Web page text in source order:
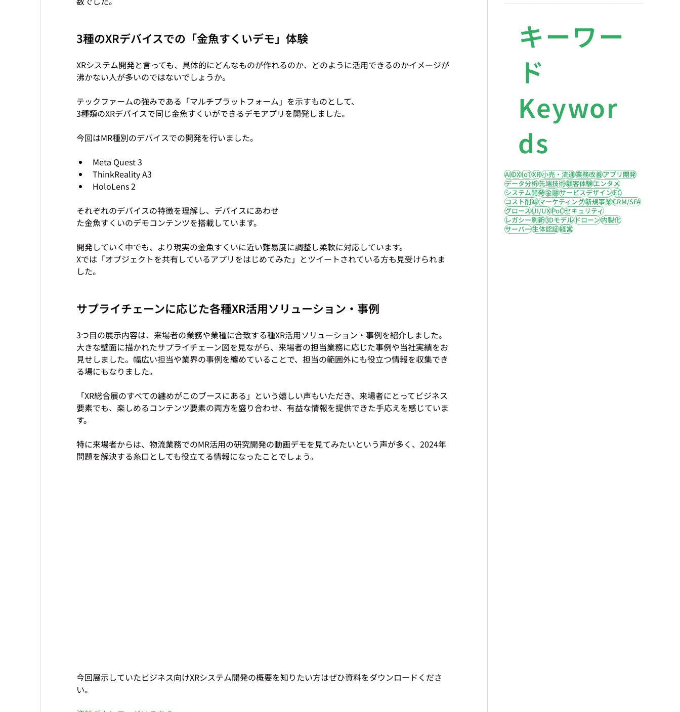
3種のXRデバイスでの「金魚すくいデモ」体験
XRシステム開発と言っても、具体的にどんなものが作れるのか、どのように活用できるのかイメージが
沸かない人が多いのではないでしょうか。
テックファームの強みである「マルチプラットフォーム」を示すものとして、
3種類のXRデバイスで同じ金魚すくいができるデモアプリを開発しました。
Meta Quest 3
ThinkReality A3
HoloLens 2
それぞれのデバイスの特徴を理解し、デバイスにあわせ
た金魚すくいのデモコンテンツを搭載しています。
開発していく中でも、より現実の金魚すくいに近い難易度に調整し柔軟に対応しています。
Xでは「オブジェクトを共有しているアプリをはじめてみた」とツイートされている方も見受けられま
サプライチェーンに応じた各種XR活用ソリューション・事例
3つ目の展示内容は、来場者の業務や業種に合致する種XR活用ソリューション・事例を紹介しました。
大きな壁面に描かれたサプライチェーン図を見ながら、来場者の担当業務に応じた事例や当社実績をお
見せしました。幅広い担当や業界の事例を纏めていることで、担当の範囲外にも役立つ情報を収集でき
る場にもなりました。
「XR総合展のすべての纏めがこのブースにある」という嬉しい声もいただき、来場者にとってビジネス
要素でも、楽しめるコンテンツ要素の両方を盛り合わせ、有益な情報を提供できた手応えを感じていま
す。
特に来場者からは、物流業務でのMR活用の研究開発の動画デモを見てみたいという声が多く、2024年
問題を解決する糸口としても役立てる情報になったことでしょう。
今回展示していたビジネス向けXRシステム開発の概要を知りたい方はぜひ資料をダウンロードくださ
い。
キーワー
ド
Keywor
ds
AIDXIoTXR小売・流通業務改善アプリ開発
データ分析先端技術顧客体験エンタメ
システム開発金融サービスデザインEC
コスト削減マーケティング新規事業CRM/SFA
グロースUI/UXPoCセキュリティ
レガシー刷新3Dモデルドローン内製化
サーバー生体認証経営